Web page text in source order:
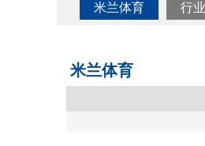
米兰体育 行
米兰体育